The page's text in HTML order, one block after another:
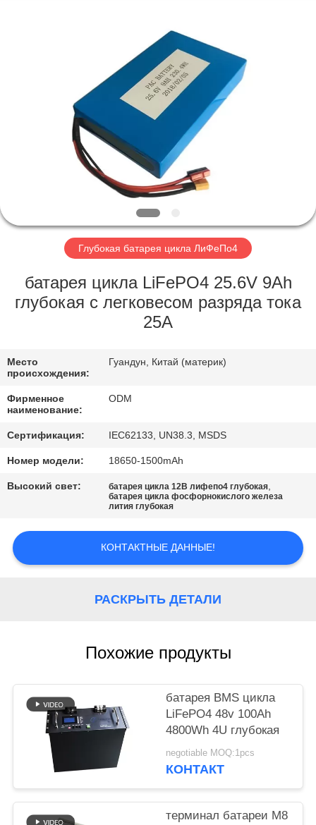
ПРОДУКТЫ
ПУТЕШЕСТВИЕ
ФАБРИКИ
ПРОВЕРКА
СВЯЖИТЕСЬ
МЫ
BLOG
СПРОСИТЕ
КАРТА
САЙТА
Глубокая батарея цикла ЛиФеПо4
батарея цикла LiFePO4 25.6V 9Ah
глубокая с легковесом разряда тока
25A
Место
происхождения:
Гуандун, Китай (материк)
Фирменное
наименование:
ODM
Сертификация: IEC62133, UN38.3, MSDS
Номер модели: 18650-1500mAh
Высокий свет: батарея цикла 12В лифепо4 глубокая,
батарея цикла фосфорнокислого железа
лития глубокая
КОНТАКТНЫЕ ДАННЫЕ!
РАСКРЫТЬ ДЕТАЛИ
Похожие продукты
батарея BMS цикла
LiFePO4 48v 100Ah
4800Wh 4U глубокая
negotiable MOQ:1pcs
КОНТАКТ
терминал батареи M8